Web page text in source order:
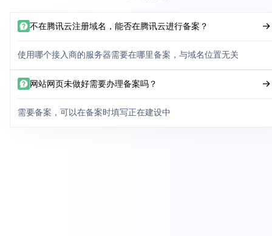
不在腾讯云注册域名，能否在腾讯云进行备案？
使用哪个接入商的服务器需要在哪里备案，与域名位置无关
网站网页未做好需要办理备案吗？
需要备案，可以在备案时填写正在建设中